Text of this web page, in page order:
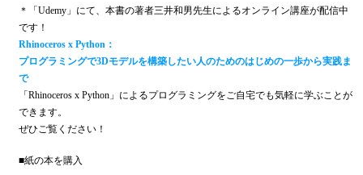
＊「Udemy」にて、本書の著者三井和男先生によるオンライン講座が配信中
です！
Rhinoceros x Python：
プログラミングで3Dモデルを構築したい人のためのはじめの一歩から実践ま
で
「Rhinoceros x Python」によるプログラミングをご自宅でも気軽に学ぶことが
できます。
ぜひご覧ください！
■紙の本を購入